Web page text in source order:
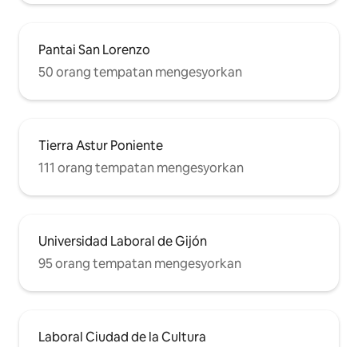
Pantai San Lorenzo
50 orang tempatan mengesyorkan
Tierra Astur Poniente
111 orang tempatan mengesyorkan
Universidad Laboral de Gijón
95 orang tempatan mengesyorkan
Laboral Ciudad de la Cultura